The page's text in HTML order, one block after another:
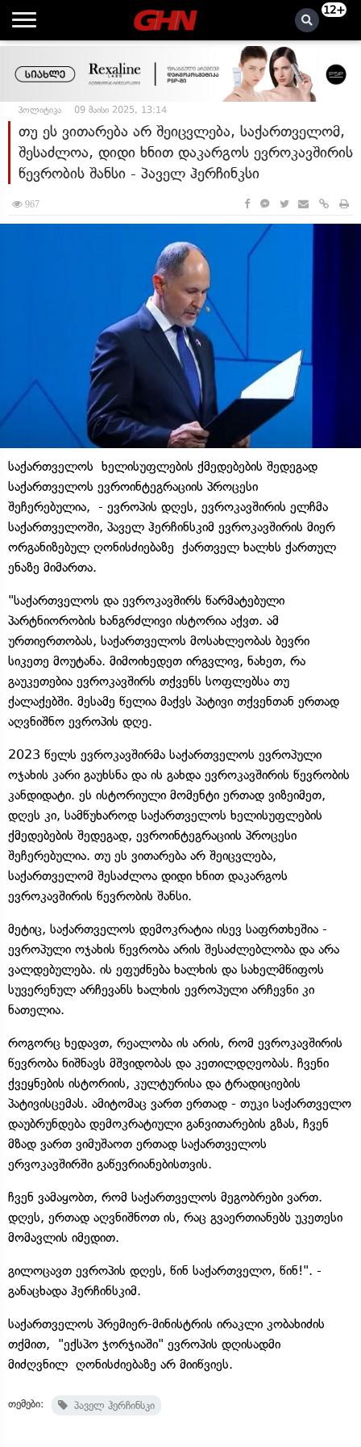
12+
პოლიტიკა 09 მაისი 2025, 13:14
თუ ეს ვითარება არ შეიცვლება, საქართველომ,
შესაძლოა, დიდი ხნით დაკარგოს ევროკავშირის
წევრობის შანსი - პაველ ჰერჩინკსი
967
საქართველოს ხელისუფლების ქმედებების შედეგად
საქართველოს ევროინტეგრაციის პროცესი
შეჩერებულია, - ევროპის დღეს, ევროკავშირის ელჩმა
საქართველოში, პაველ ჰერჩინსკიმ ევროკავშირის მიერ
ორგანიზებულ ღონისძიებაზე ქართველ ხალხს ქართულ
ენაზე მიმართა.
"საქართველოს და ევროკავშირს წარმატებული
პარტნიორობის ხანგრძლივი ისტორია აქვთ. ამ
ურთიერთობას, საქართველოს მოსახლეობას ბევრი
სიკეთე მოუტანა. მიმოიხედეთ ირგვლივ, ნახეთ, რა
გაუკეთებია ევროკავშირს თქვენს სოფლებსა თუ
ქალაქებში. მესამე წელია მაქვს პატივი თქვენთან ერთად
აღვნიშნო ევროპის დღე.
2023 წელს ევროკავშირმა საქართველოს ევროპული
ოჯახის კარი გაუხსნა და ის გახდა ევროკავშირის წევრობის
კანდიდატი. ეს ისტორიული მომენტი ერთად ვიზეიმეთ,
დღეს კი, სამწუხაროდ საქართველოს ხელისუფლების
ქმედებების შედეგად, ევროინტეგრაციის პროცესი
შეჩერებულია. თუ ეს ვითარება არ შეიცვლება,
საქართველომ შესაძლოა დიდი ხნით დაკარგოს
ევროკავშირის წევრობის შანსი.
მეტიც, საქართველოს დემოკრატია ისევ საფრთხეშია -
ევროპული ოჯახის წევრობა არის შესაძლებლობა და არა
ვალდებულება. ის ეფუძნება ხალხის და სახელმწიფოს
სუვერენულ არჩევანს ხალხის ევროპული არჩევნი კი
ნათელია.
როგორც ხედავთ, რეალობა ის არის, რომ ევროკავშირის
წევრობა ნიშნავს მშვიდობას და კეთილდღეობას. ჩვენი
ქვეყნების ისტორიის, კულტურისა და ტრადიციების
პატივისცემას. ამიტომაც ვართ ერთად - თუკი საქართველო
დაუბრუნდება დემოკრატიული განვითარების გზას, ჩვენ
მზად ვართ ვიმუშაოთ ერთად საქართველოს
ერვოკავშირში გაწევრიანებისთვის.
ჩვენ ვამაყობთ, რომ საქართველოს მეგობრები ვართ.
დღეს, ერთად აღვნიშნოთ ის, რაც გვაერთიანებს უკეთესი
მომავლის იმედით.
გილოცავთ ევროპის დღეს, წინ საქართველო, წინ!". -
განაცხადა ჰერჩინსკიმ.
საქართველოს პრემიერ-მინისტრის ირაკლი კობახიძის
თქმით, "ექსპო ჯორჯიაში" ევროპის დღისადმი
მიძღვნილ ღონისძიებაზე არ მიიწვიეს.
თემები: პაველ ჰერჩინსკი